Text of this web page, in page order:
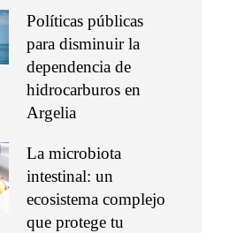
Políticas públicas
para disminuir la
dependencia de
hidrocarburos en
Argelia
La microbiota
intestinal: un
ecosistema complejo
que protege tu